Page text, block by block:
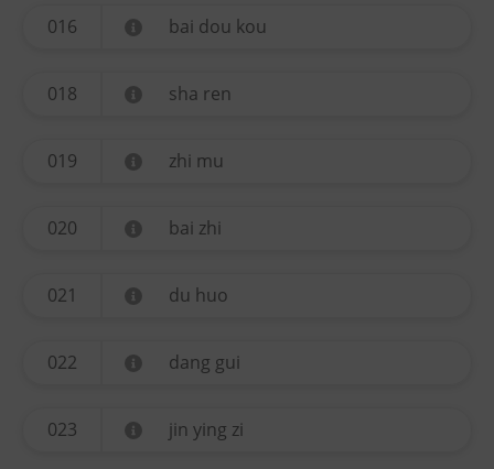
016 bai dou kou
018 sha ren
019 zhi mu
020 bai zhi
021 du huo
022 dang gui
023 jin ying zi